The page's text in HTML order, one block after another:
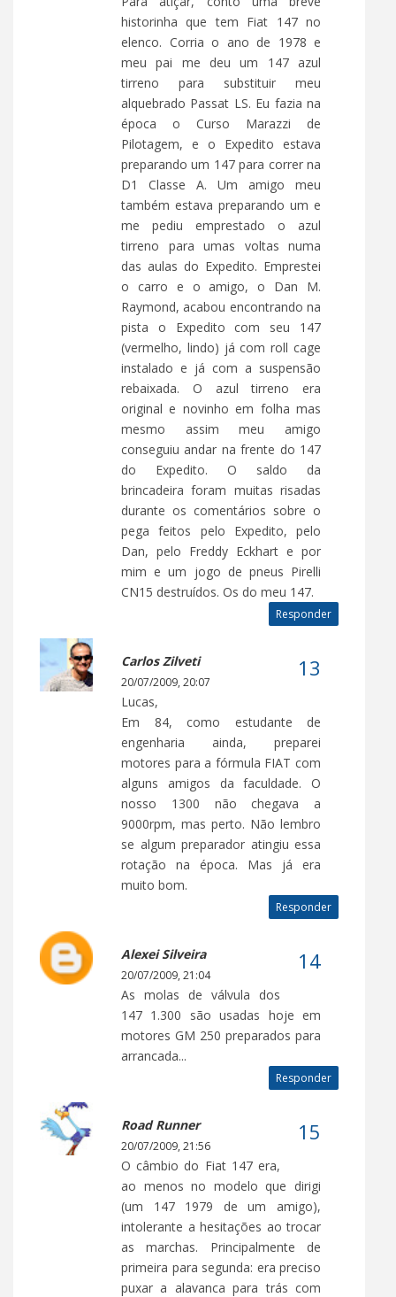
historinha que tem Fiat 147 no
elenco. Corria o ano de 1978 e
meu pai me deu um 147 azul
tirreno para substituir meu
alquebrado Passat LS. Eu fazia na
época o Curso Marazzi de
Pilotagem, e o Expedito estava
preparando um 147 para correr na
D1 Classe A. Um amigo meu
também estava preparando um e
me pediu emprestado o azul
tirreno para umas voltas numa
das aulas do Expedito. Emprestei
o carro e o amigo, o Dan M.
Raymond, acabou encontrando na
pista o Expedito com seu 147
(vermelho, lindo) já com roll cage
instalado e já com a suspensão
rebaixada. O azul tirreno era
original e novinho em folha mas
mesmo assim meu amigo
conseguiu andar na frente do 147
do Expedito. O saldo da
brincadeira foram muitas risadas
durante os comentários sobre o
pega feitos pelo Expedito, pelo
Dan, pelo Freddy Eckhart e por
mim e um jogo de pneus Pirelli
CN15 destruídos. Os do meu 147.
Responder
Carlos Zilveti
20/07/2009, 20:07
Lucas,
Em 84, como estudante de
engenharia ainda, preparei
motores para a fórmula FIAT com
alguns amigos da faculdade. O
nosso 1300 não chegava a
9000rpm, mas perto. Não lembro
se algum preparador atingiu essa
rotação na época. Mas já era
muito bom.
Responder
Alexei Silveira
20/07/2009, 21:04
As molas de válvula dos
147 1.300 são usadas hoje em
motores GM 250 preparados para
arrancada...
Responder
Road Runner
20/07/2009, 21:56
O câmbio do Fiat 147 era,
ao menos no modelo que dirigi
(um 147 1979 de um amigo),
intolerante a hesitações ao trocar
as marchas. Principalmente de
primeira para segunda: era preciso
puxar a alavanca para trás com